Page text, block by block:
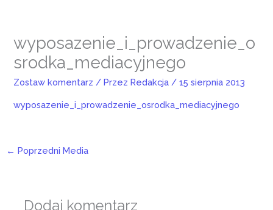
wyposazenie_i_prowadzenie_o
srodka_mediacyjnego
Zostaw komentarz / PrzezRedakcja /15 sierpnia 2013
wyposazenie_i_prowadzenie_osrodka_mediacyjnego
← Poprzedni Media
Dodaj komentarz